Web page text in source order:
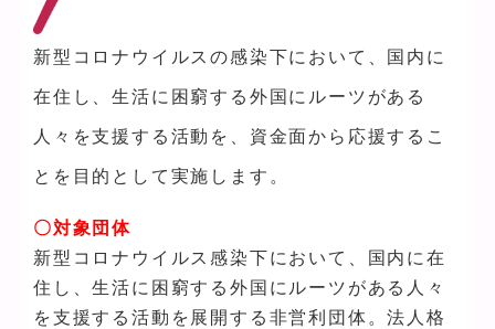
新型コロナウイルスの感染下において、国内に
在住し、生活に困窮する外国にルーツがある
人々を支援する活動を、資金面から応援するこ
とを目的として実施します。
〇対象団体
新型コロナウイルス感染下において、国内に在
住し、生活に困窮する外国にルーツがある人々
を支援する活動を展開する非営利団体。法人格